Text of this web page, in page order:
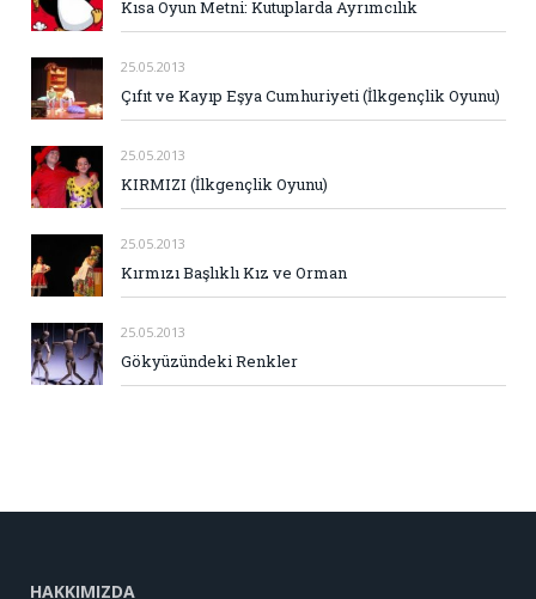
Kısa Oyun Metni: Kutuplarda Ayrımcılık
25.05.2013
Çıfıt ve Kayıp Eşya Cumhuriyeti (İlkgençlik Oyunu)
25.05.2013
KIRMIZI (İlkgençlik Oyunu)
25.05.2013
Kırmızı Başlıklı Kız ve Orman
25.05.2013
Gökyüzündeki Renkler
HAKKIMIZDA